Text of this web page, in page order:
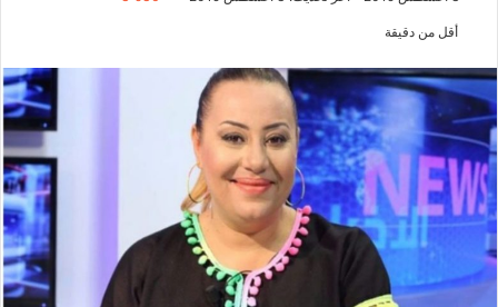
أقل من دقيقة